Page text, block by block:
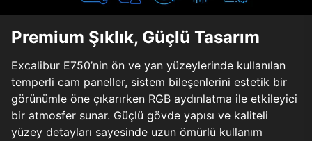
Premium Şıklık, Güçlü Tasarım
Excalibur E750’nin ön ve yan yüzeylerinde kullanılan
temperli cam paneller, sistem bileşenlerini estetik bir
görünümle öne çıkarırken RGB aydınlatma ile etkileyici
bir atmosfer sunar. Güçlü gövde yapısı ve kaliteli
yüzey detayları sayesinde uzun ömürlü kullanım